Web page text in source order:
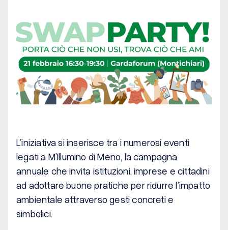
L’iniziativa si inserisce tra i numerosi eventi
legati a M’Illumino di Meno, la campagna
annuale che invita istituzioni, imprese e cittadini
ad adottare buone pratiche per ridurre l’impatto
ambientale attraverso gesti concreti e
simbolici.